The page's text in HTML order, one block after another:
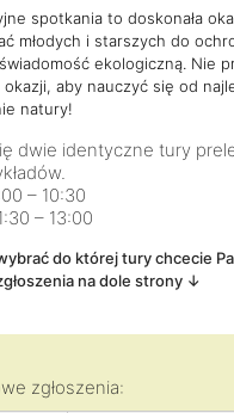
spotkania to doskonała
młodych i starszych do
ekologiczną. Nie
aby nauczyć się od
natury!
dwie identyczne tury
– 10:30
– 13:00
do której tury chcecie
na dole strony ↓
zgłoszenia: